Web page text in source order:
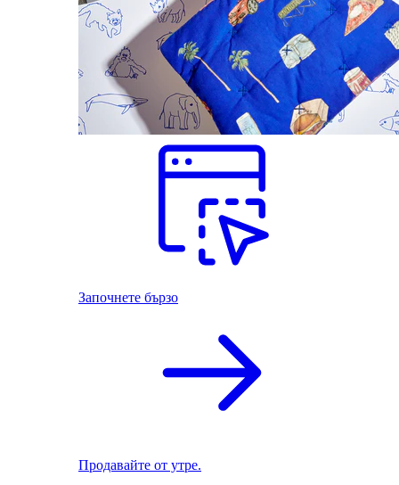
Започнете бързо
Продавайте от утре.